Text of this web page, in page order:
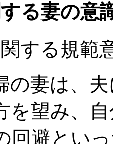
る妻の意
関する規範
の妻は、
を望み、
回避とい